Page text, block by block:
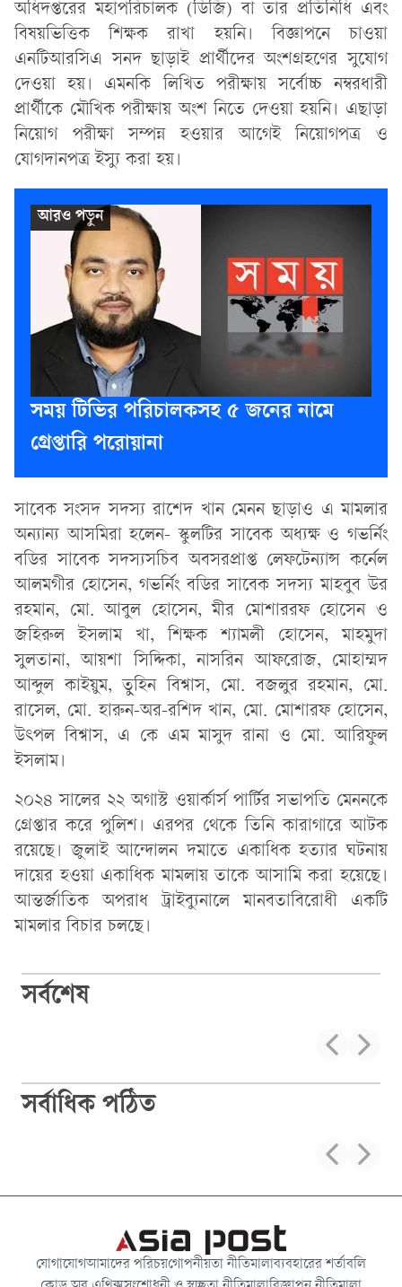
অধিদপ্তরের মহাপরিচালক (ডিজি) বা তার প্রতিনিধি এবং
বিষয়ভিত্তিক শিক্ষক রাখা হয়নি। বিজ্ঞাপনে চাওয়া
এনটিআরসিএ সনদ ছাড়াই প্রার্থীদের অংশগ্রহণের সুযোগ
দেওয়া হয়। এমনকি লিখিত পরীক্ষায় সর্বোচ্চ নম্বরধারী
প্রার্থীকে মৌখিক পরীক্ষায় অংশ নিতে দেওয়া হয়নি। এছাড়া
নিয়োগ পরীক্ষা সম্পন্ন হওয়ার আগেই নিয়োগপত্র ও
যোগদানপত্র ইস্যু করা হয়।
সময় টিভির পরিচালকসহ ৫ জনের নামে
গ্রেপ্তারি পরোয়ানা
সাবেক সংসদ সদস্য রাশেদ খান মেনন ছাড়াও এ মামলার
অন্যান্য আসমিরা হলেন- স্কুলটির সাবেক অধ্যক্ষ ও গভর্নিং
বডির সাবেক সদস্যসচিব অবসরপ্রাপ্ত লেফটেন্যান্স কর্নেল
আলমগীর হোসেন, গভর্নিং বডির সাবেক সদস্য মাহবুব উর
রহমান, মো. আবুল হোসেন, মীর মোশাররফ হোসেন ও
জহিরুল ইসলাম খা, শিক্ষক শ্যামলী হোসেন, মাহমুদা
সুলতানা, আয়শা সিদ্দিকা, নাসরিন আফরোজ, মোহাম্মদ
আব্দুল কাইয়ুম, তুহিন বিশ্বাস, মো. বজলুর রহমান, মো.
রাসেল, মো. হারুন-অর-রশিদ খান, মো. মোশারফ হোসেন,
উৎপল বিশ্বাস, এ কে এম মাসুদ রানা ও মো. আরিফুল
ইসলাম।
২০২৪ সালের ২২ অগাস্ট ওয়ার্কার্স পার্টির সভাপতি মেননকে
গ্রেপ্তার করে পুলিশ। এরপর থেকে তিনি কারাগারে আটক
রয়েছে। জুলাই আন্দোলন দমাতে একাধিক হত্যার ঘটনায়
দায়ের হওয়া একাধিক মামলায় তাকে আসামি করা হয়েছে।
আন্তর্জাতিক অপরাধ ট্রাইব্যুনালে মানবতাবিরোধী একটি
মামলার বিচার চলছে।
সর্বশেষ
সর্বাধিক পঠিত
যোগাযোগআমাদের পরিচয়গোপনীয়তা নীতিমালাব্যবহারের শর্তাবলি